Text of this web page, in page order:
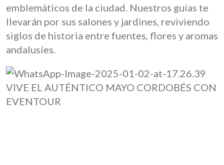
emblemáticos de la ciudad. Nuestros guías te
llevarán por sus salones y jardines, reviviendo
siglos de historia entre fuentes, flores y aromas
andalusíes.